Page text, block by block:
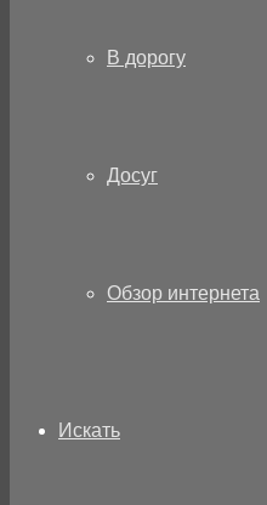
В дорогу
Досуг
Обзор интернета
Искать